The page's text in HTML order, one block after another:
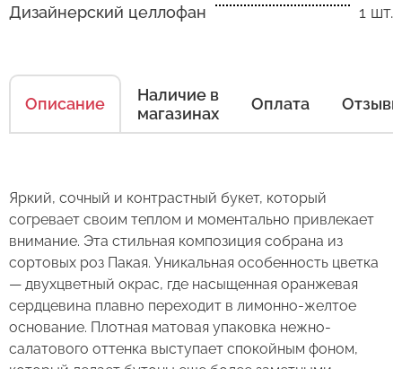
Дизайнерский целлофан
1 шт.
Описание
Наличие в
магазинах
Оплата Отзывы
Яркий, сочный и контрастный букет, который
согревает своим теплом и моментально привлекает
внимание. Эта стильная композиция собрана из
сортовых роз Пакая. Уникальная особенность цветка
— двухцветный окрас, где насыщенная оранжевая
сердцевина плавно переходит в лимонно-желтое
основание. Плотная матовая упаковка нежно-
салатового оттенка выступает спокойным фоном,
Оставьте свой отзыв
Сервис:
Цена/Качество:
Как ухаживать за цветами
Есть несколько простых правил, чтобы цветы
в Вашем букете или композиции сохраняли
свежесть как можно дольше.
1. Переносите букеты в транспортировочной
бумаге.
2. Минимизируйте нахождение цветов
в холодное время года на улице.
3. Если Вы перевозите букет, убедитесь, что
он правильно упакован. В зимнее время, даже
кратковременный контакт с холодным
Букет из 21 розы "Цитрусовый